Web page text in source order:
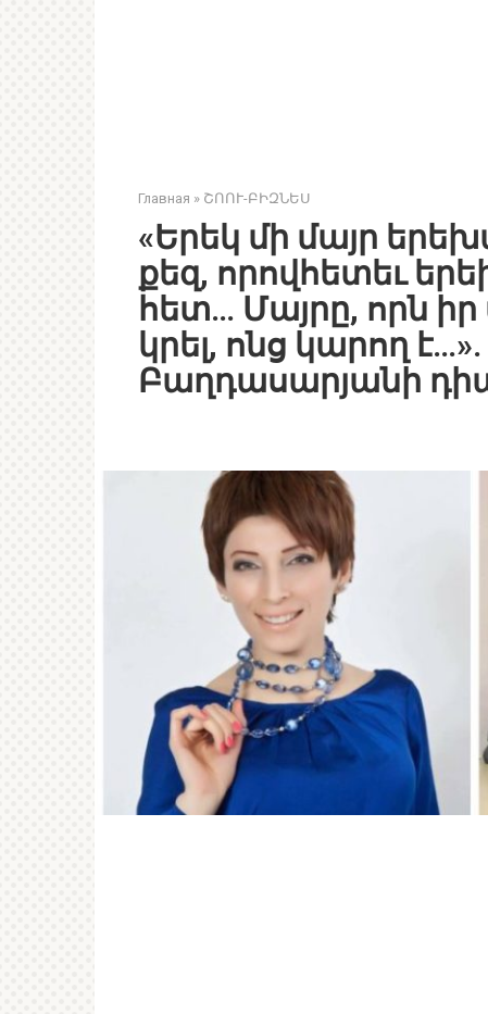
Главная » ՇՈՈՒ-ԲԻԶՆԵՍ
«Երեկ մի մայր
քեզ, որովհետեւ
հետ… Մայրը, որն
կրել, ոնց կարող
Բաղդասարյանի